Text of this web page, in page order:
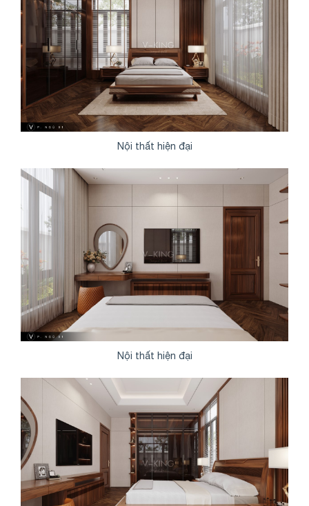
Nội thất hiện đại
Nội thất hiện đại